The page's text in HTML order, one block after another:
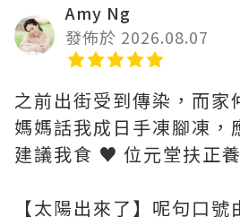
Amy Ng
發佈於 2026.08.07
之前出街受到傳染，而家
媽媽話我成日手凍腳凍，
建議我食 ♥ 位元堂扶正
【太陽出來了】呢句口號